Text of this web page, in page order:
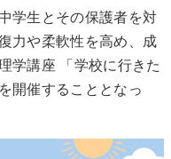
学生とその保護者を対
力や柔軟性を高め、成
学講座 「学校に行きた
開催することとなっ